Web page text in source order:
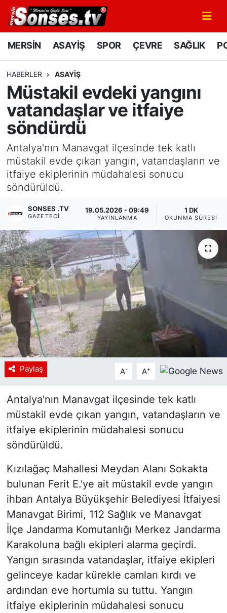
MERSİN ASAYİŞ SPOR ÇEVRE SAĞLIK
HABERLER ASAYİŞ
Müstakil evdeki yangını
vatandaşlar ve itfaiye
söndürdü
Antalya'nın Manavgat ilçesinde tek katlı
müstakil evde çıkan yangın, vatandaşların ve
itfaiye ekiplerinin müdahalesi sonucu
söndürüldü.
SONSES .TV
GAZETECI
19.05.2026 - 09:49
YAYINLANMA
1 DK
OKUNMA SÜRESI
Paylaş A- A+
Antalya'nın Manavgat ilçesinde tek katlı
müstakil evde çıkan yangın, vatandaşların ve
itfaiye ekiplerinin müdahalesi sonucu
söndürüldü.
Kızılağaç Mahallesi Meydan Alanı Sokakta
bulunan Ferit E.'ye ait müstakil evde yangın
ihbarı Antalya Büyükşehir Belediyesi İtfaiyesi
Manavgat Birimi, 112 Sağlık ve Manavgat
İlçe Jandarma Komutanlığı Merkez Jandarma
Karakoluna bağlı ekipleri alarma geçirdi.
Yangın sırasında vatandaşlar, itfaiye ekipleri
gelinceye kadar kürekle camları kırdı ve
ardından eve hortumla su tuttu. Yangın
itfaiye ekiplerinin müdahalesi sonucu
MERSİN
SPOR
GÜNÜN MANŞETİ
DÜNYA
KÜLTÜR - SANAT
MAGAZİN
SAĞLIK
Siyaset
YEREL HABER
Haberde insan
Tanıtım
Mersin Nöbetçi Eczaneler
Mersin Namaz Vakitleri
Mersin Trafik Yoğunluk Haritası
Süper Lig Puan Durumu ve Fikstür
Tüm Manşetler
Son Dakika Haberleri
Haber Arşivi